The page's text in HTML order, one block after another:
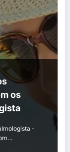
os
-